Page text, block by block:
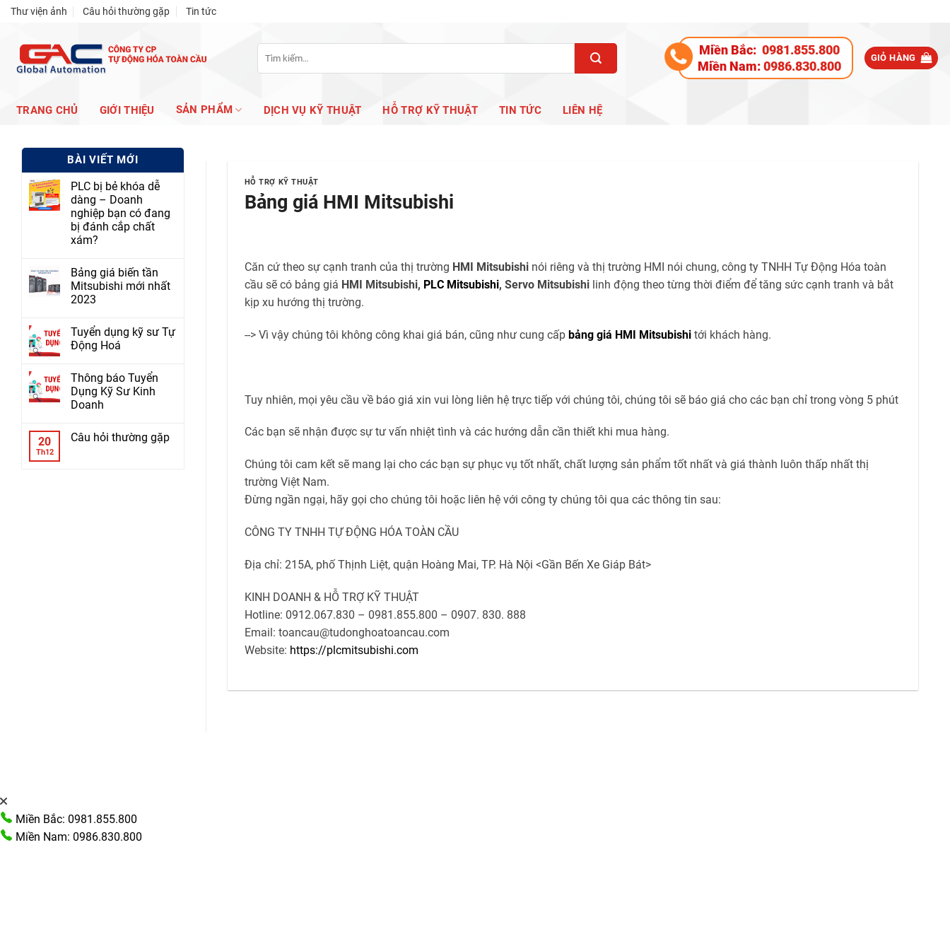
Skip
content
Thư viện ảnh Câu hỏi thường gặp Tin tức
Tìm
kiếm:
Miền Bắc: 0981.855.800
Miền Nam:0986.830.800
GIỎ HÀNG
TRANG CHỦ GIỚI THIỆU SẢN PHẨM DỊCH VỤ KỸ THUẬT HỖ TRỢ KỸ THUẬT TIN TỨC LIÊN HỆ
BÀI VIẾT MỚI
PLC bị bẻ khóa dễ
dàng – Doanh
nghiệp bạn có đang
bị đánh cắp chất
xám?
Bảng giá biến tần
Mitsubishi mới nhất
2023
Tuyển dụng kỹ sư Tự
Động Hoá
Thông báo Tuyển
Dụng Kỹ Sư Kinh
Doanh
20
Th12
Câu hỏi thường gặp
HỖ TRỢ KỸ THUẬT
Bảng giá HMI Mitsubishi
Căn cứ theo sự cạnh tranh của thị trường HMI Mitsubishinói riêng và thị trường HMI nói chung, công ty TNHH Tự Động Hóa toàn
cầu sẽ có bảng giá HMI Mitsubishi, PLC Mitsubishi, Servo Mitsubishilinh động theo từng thời điểm để tăng sức cạnh tranh và bắt
kịp xu hướng thị trường.
--> Vì vậy chúng tôi không công khai giá bán, cũng như cung cấp bảng giá HMI Mitsubishitới khách hàng.
Tuy nhiên, mọi yêu cầu về báo giá xin vui lòng liên hệ trực tiếp với chúng tôi, chúng tôi sẽ báo giá cho các bạn chỉ trong vòng 5 phút
Các bạn sẽ nhận được sự tư vấn nhiệt tình và các hướng dẫn cần thiết khi mua hàng.
Chúng tôi cam kết sẽ mang lại cho các bạn sự phục vụ tốt nhất, chất lượng sản phẩm tốt nhất và giá thành luôn thấp nhất thị
trường Việt Nam.
Đừng ngần ngại, hãy gọi cho chúng tôi hoặc liên hệ với công ty chúng tôi qua các thông tin sau:
CÔNG TY TNHH TỰ ĐỘNG HÓA TOÀN CẦU
Địa chỉ: 215A, phố Thịnh Liệt, quận Hoàng Mai, TP. Hà Nội <Gần Bến Xe Giáp Bát>
KINH DOANH & HỖ TRỢ KỸ THUẬT
Hotline: 0912.067.830 – 0981.855.800 – 0907. 830. 888
Email: toancau@tudonghoatoancau.com
Website: https://plcmitsubishi.com
Miền Bắc: 0981.855.800
Miền Nam: 0986.830.800